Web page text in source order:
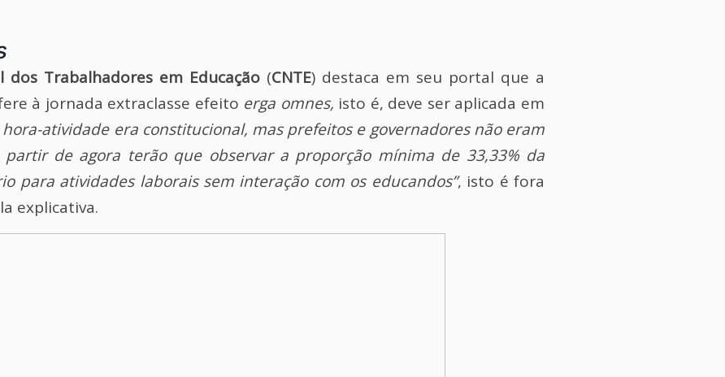
dos Trabalhadores em Educação (CNTE) destaca em seu portal que a
à jornada extraclasse efeito erga omnes, isto é, deve ser aplicada em
hora-atividade era constitucional, mas prefeitos e governadores não eram
partir de agora terão que observar a proporção mínima de 33,33% da
para atividades laborais sem interação com os educandos”, isto é fora
explicativa.